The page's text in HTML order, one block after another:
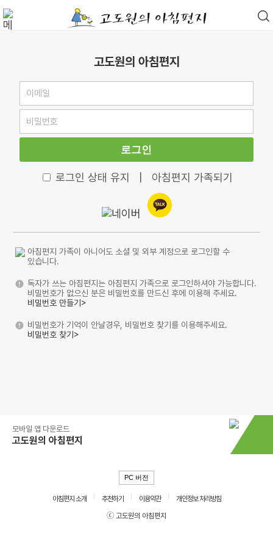
고도원의 아침편지
로그인
로그인 상태 유지 아침편지 가족되기
아침편지 가족이 아니어도 소셜 및 외부 계정으로 로그인할 수
있습니다.
독자가 쓰는 아침편지는 아침편지 가족으로 로그인하셔야 가능합니다.
비밀번호가 없으신 분은 비밀번호를 만드신 후에 이용해 주세요.
비밀번호 만들기>
비밀번호가 기억이 안날경우, 비밀번호 찾기를 이용해주세요.
비밀번호 찾기>
모바일 앱 다운로드
고도원의 아침편지
PC 버전
아침편지 소개 추천하기 이용약관
개인정보 처리방침
ⓒ 고도원의 아침편지